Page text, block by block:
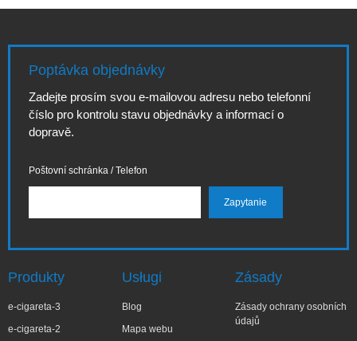
Poptávka objednávky
Zadejte prosím svou e-mailovou adresu nebo telefonní
číslo pro kontrolu stavu objednávky a informací o
dopravě.
Poštovní schránka / Telefon
Produkty
e-cigareta-3
e-cigareta-2
Usługi
Blog
Mapa webu
Zásady
Zásady ochrany osobních
údajů